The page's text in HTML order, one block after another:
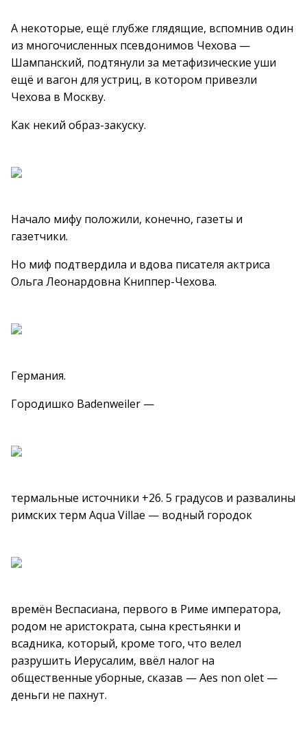
А некоторые, ещё глубже глядящие, вспомнив один
из многочисленных псевдонимов Чехова —
Шампанский, подтянули за метафизические уши
ещё и вагон для устриц, в котором привезли
Чехова в Москву.
Как некий образ-закуску.
Начало мифу положили, конечно, газеты и
газетчики.
Но миф подтвердила и вдова писателя актриса
Ольга Леонардовна Книппер-Чехова.
Германия.
Городишко Badenweiler —
термальные источники +26. 5 градусов и развалины
римских терм Aqua Villae — водный городок
времён Веспасиана, первого в Риме императора,
родом не аристократа, сына крестьянки и
всадника, который, кроме того, что велел
разрушить Иерусалим, ввёл налог на
общественные уборные, сказав — Aes non olet —
деньги не пахнут.